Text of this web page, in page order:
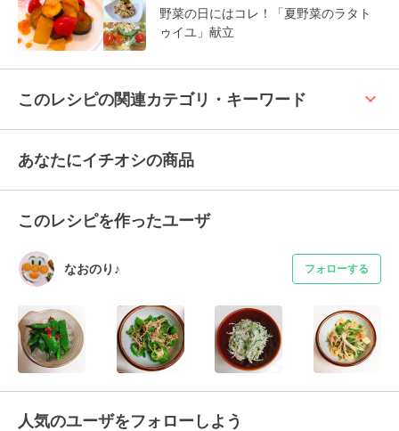
野菜の日にはコレ！「夏野菜のラタト
ゥイユ」献立
このレシピの関連カテゴリ・キーワード keyboard_arrow_up
あなたにイチオシの商品
このレシピを作ったユーザ
なおのり♪ フォローする
人気のユーザをフォローしよう